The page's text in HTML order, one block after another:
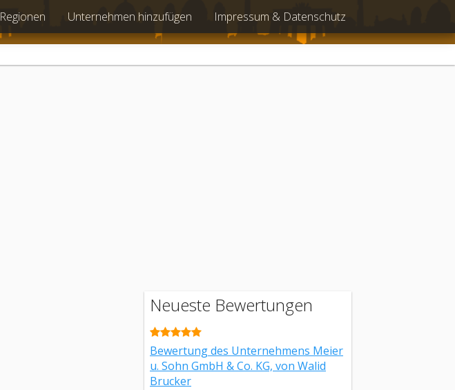
Regionen Unternehmen hinzufügen Impressum & Datenschutz
Neueste Bewertungen
Bewertung des Unternehmens Meier
u. Sohn GmbH & Co. KG, von Walid
Brucker